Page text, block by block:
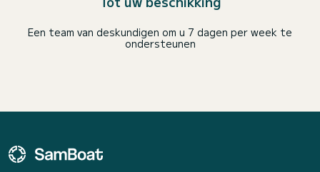
Een team van deskundigen om u 7 dagen per week te
ondersteunen